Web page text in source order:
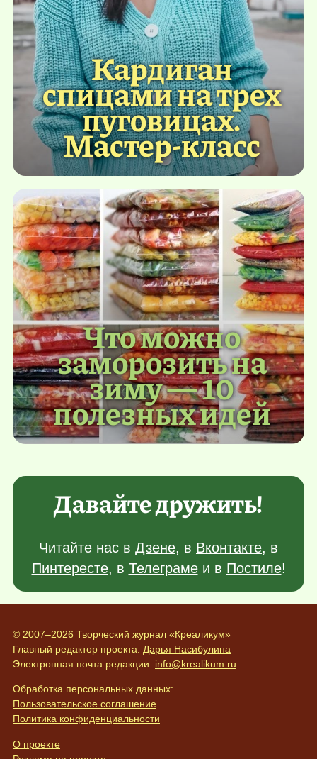
Кардиган
спицами на трех
пуговицах.
Мастер-класс
Что можно
заморозить на
зиму — 10
полезных идей
Давайте дружить!
Читайте нас в Дзене, в Вконтакте, в
Пинтересте, в Телеграмеи в Постиле!
© 2007–2026 Творческий журнал «Креаликум»
Главный редактор проекта: Дарья Насибулина
Электронная почта редакции: info@krealikum.ru
Обработка персональных данных:
Пользовательское соглашение
Политика конфиденциальности
О проекте